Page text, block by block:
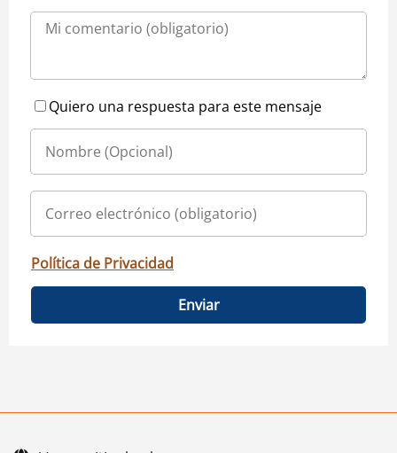
Quiero una respuesta para este mensaje
Política de Privacidad
Enviar